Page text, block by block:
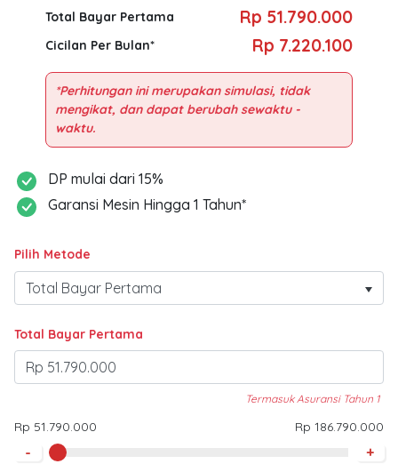
Total Bayar Pertama Rp 51.790.000
Cicilan Per Bulan* Rp 7.220.100
*Perhitungan ini merupakan simulasi, tidak
mengikat, dan dapat berubah sewaktu -
DP mulai dari 15%
Garansi Mesin Hingga 1 Tahun*
Pilih Metode
Total Bayar Pertama
Termasuk Asuransi Tahun 1
Rp 51.790.000 Rp 186.790.000
- +